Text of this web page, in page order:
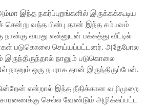
இந்த நகர்ப்புறங்களில் இருக்கக்கூடிய
சென்று வந்த பின்பு தான் இந்த சம்பவம்
நான்கு வயது என்னுடன் பக்கத்து வீட்டில்
படுகொலை செய்யப்பட்டனர். அதேபோல
இருந்திருந்தால் நானும் படுகொலை
நானும் ஒரு நபராக தான் இருந்திருப்பேன்.
என்றால் இந்த நீதிக்கான வழிமுறை
செல்ல வேண்டும் அழிக்கப்பட்ட